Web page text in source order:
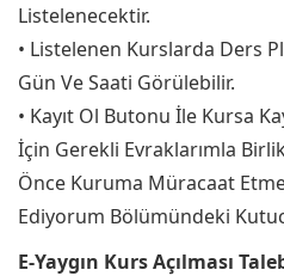
Listelenecektir.
• Listelenen Kurslarda Ders
Gün Ve Saati Görülebilir.
• Kayıt Ol Butonu İle Kursa
İçin Gerekli Evraklarımla
Önce Kuruma Müracaat
Ediyorum Bölümündeki
E-Yaygın Kurs Açılması